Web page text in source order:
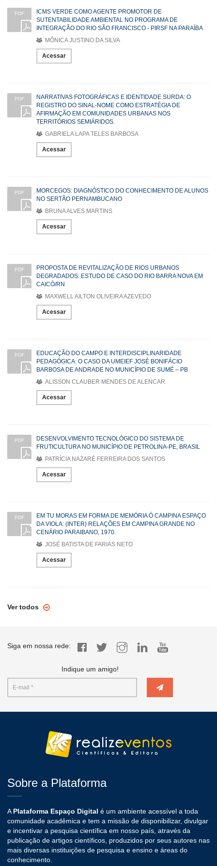
PDF
ICMS VERDE COMO AGENTE PROMOTOR DE
SUTENTABILIDADE AMBIENTAL NO PROGRAMA DE
INTEGRAÇÃO DO RIO SÃO FRANCISCO - PIRSF NA PARAÍBA
MÔNICA JUSTINO DA SILVA
Acessar
PDF
NARRATIVAS FOTOGRÁFICAS E IDENTIDADE SURDA: O
REGISTRO DO SINAL-NOME COMO ESTRATÉGIA DE
AFIRMAÇÃO EM COMUNIDADES URBANAS NOS
TERRITÓRIOS SEMIÁRIDOS.
GABRIELA LAPA TELES BARBOSA
Acessar
PDF
MORCEGOS: DIAGNÓSTICO DO CONHECIMENTO DE ALUNOS
NO SERTÃO PERNAMBUCANO
BRUNA ALVES MARTINS
Acessar
PDF
PROPOSTA DE REVITALIZAÇÃO DE RIOS URBANOS
DEGRADADOS: ESTUDO DE CASO DO RIO BARRA NOVA EM
CAICÓ/RN
MAXWELL AILTON OLIVEIRA AZEVEDO
Acessar
PDF
EDUCAÇÃO DO CAMPO E INTERDISCIPLINARIDADE
PEDAGÓGICA: O CASO DA UMEIEF JOSÉ BONIFÁCIO
BARBOSA DE ANDRADE NO MUNICÍPIO DE SUMÉ – PB
ALISSON CLAUBER MENDES DE ALENCAR
Acessar
PDF
DESENVOLVIMENTO TECNOLÓGICO DO SISTEMA DE
FRUTICULTURA NO MUNICÍPIO DE PETROLINA-PE, BRASIL
PATRÍCIA NAZARÉ FERREIRA DOS SANTOS
Acessar
PDF
EM TU MORAS EM FORMA DE MEMÓRIA Ó CAMPINA ESPAÇO
DA VIOLA: (INTER) RELAÇÕES EM CAMPINA GRANDE NO
CENÁRIO PARAIBANO, 1970.
JOSÉ BATISTA DE FARIAS NETO
Acessar
Ver todos
Siga em nossa rede:
Indique um amigo!
Sobre a Plataforma
A Plataforma Espaço Digital é um ambiente acessível a toda
comunidade acadêmica e tem a missão de disponibilizar, divulgar
e incentivar a pesquisa científica em nosso país, através da
publicação de artigos científicos, produzidos por seus autores nas
mais diversas instituições de pesquisa e ensino e áreas do
conhecimento.